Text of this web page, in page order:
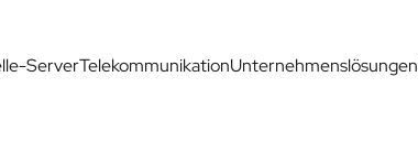
ServerTelekommunikationUnternehmenslösungen